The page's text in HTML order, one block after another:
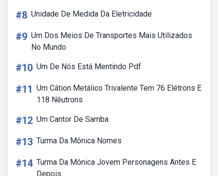
#8 Unidade De Medida Da Eletricidade
#9 Um Dos Meios De Transportes Mais Utilizados
No Mundo
#10 Um De Nós Está Mentindo Pdf
#11 Um Cátion Metálico Trivalente Tem 76 Elétrons E
118 Nêutrons
#12 Um Cantor De Samba
#13 Turma Da Mônica Nomes
#14 Turma Da Mônica Jovem Personagens Antes E
Depois